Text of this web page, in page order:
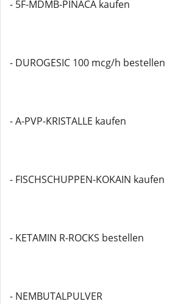
- 5F-MDMB-PINACA kaufen
- DUROGESIC 100 mcg/h bestellen
- A-PVP-KRISTALLE kaufen
- FISCHSCHUPPEN-KOKAIN kaufen
- KETAMIN R-ROCKS bestellen
- NEMBUTALPULVER